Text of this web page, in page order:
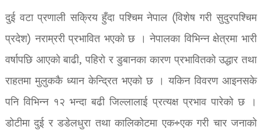
दुई वटा प्रणाली सक्रिय हुँदा पश्चिम नेपाल (विशेष गरी सुदुरपश्चिम
प्रदेश) नराम्ररी प्रभावित भएको छ । नेपालका विभिन्न क्षेत्रमा भारी
वर्षापछि आएको बाढी, पहिरो र डुबानका कारण प्रभावितको उद्धार तथा
राहतमा मुलुककै ध्यान केन्द्रित भएको छ । यकिन विवरण आइनसके
पनि विभिन्न १२ भन्दा बढी जिल्लालाई प्रत्यक्ष प्रभाव पारेको छ ।
डोटीमा दुई र डडेलधुरा तथा कालिकोटमा एक÷एक गरी चार जनाको